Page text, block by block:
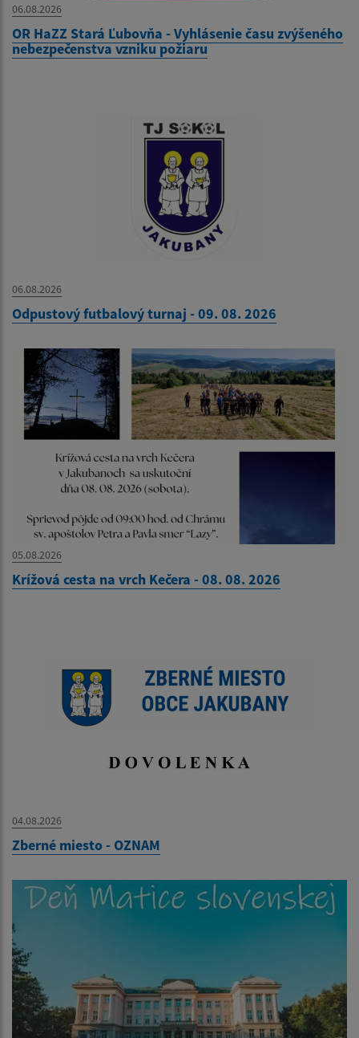
06.08.2026
OR HaZZ Stará Ľubovňa - Vyhlásenie času zvýšeného
nebezpečenstva vzniku požiaru
06.08.2026
Odpustový futbalový turnaj - 09. 08. 2026
05.08.2026
Krížová cesta na vrch Kečera - 08. 08. 2026
04.08.2026
Zberné miesto - OZNAM